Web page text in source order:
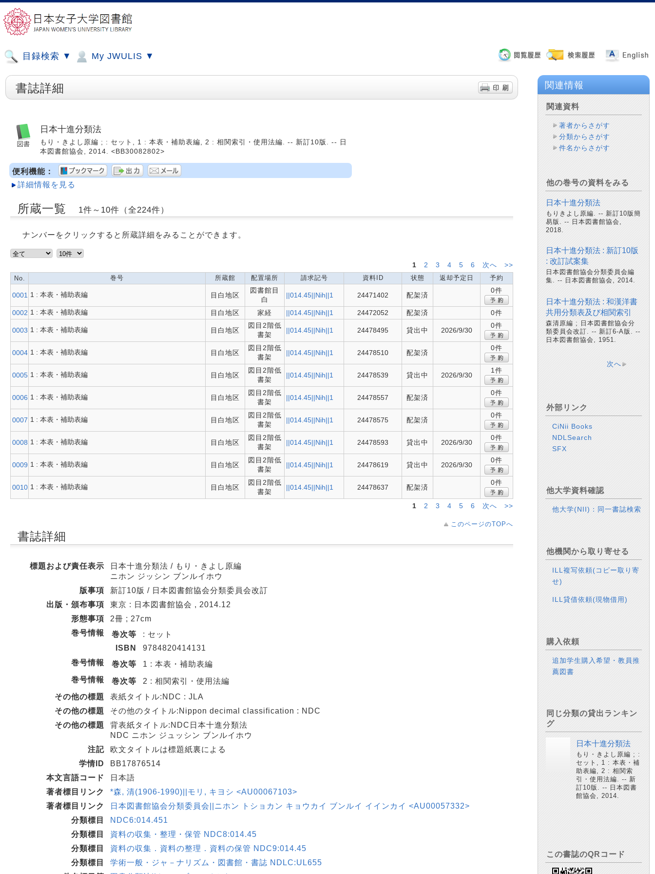
目録検索 ▼ My JWULIS ▼
書誌詳細
日本十進分類法
もり・きよし原編 ; : セット, 1 : 本表・補助表編, 2 : 相関索引・使用法編. -- 新訂10版. -- 日
本図書館協会, 2014. <BB30082802>
便利機能：
詳細情報を見る
所蔵一覧 1件～10件（全224件）
ナンバーをクリックすると所蔵詳細をみることができます。
1 2 3 4 5 6 次へ >>
No. 巻号 所蔵館 配置場所 請求記号 資料ID 状態 返却予定日 予約
0001 1 : 本表・補助表編 目白地区
図書館目
白
||014.45||Nih||1 24471402 配架済
0件
0002 1 : 本表・補助表編 目白地区 家経 ||014.45||Nih||1 24472052 配架済 0件
0003 1 : 本表・補助表編 目白地区
図目2階低
書架
||014.45||Nih||1 24478495 貸出中 2026/9/30
0件
0004 1 : 本表・補助表編 目白地区
図目2階低
書架
||014.45||Nih||1 24478510 配架済
0件
0005 1 : 本表・補助表編 目白地区
図目2階低
書架
||014.45||Nih||1 24478539 貸出中 2026/9/30
1件
0006 1 : 本表・補助表編 目白地区
図目2階低
書架
||014.45||Nih||1 24478557 配架済
0件
0007 1 : 本表・補助表編 目白地区
図目2階低
書架
||014.45||Nih||1 24478575 配架済
0件
0008 1 : 本表・補助表編 目白地区
図目2階低
書架
||014.45||Nih||1 24478593 貸出中 2026/9/30
0件
0009 1 : 本表・補助表編 目白地区
図目2階低
書架
||014.45||Nih||1 24478619 貸出中 2026/9/30
0件
0010 1 : 本表・補助表編 目白地区
図目2階低
書架
||014.45||Nih||1 24478637 配架済
0件
1 2 3 4 5 6 次へ >>
このページのTOPへ
書誌詳細
標題および責任表示
日本十進分類法 / もり・きよし原編
ニホン ジッシン ブンルイホウ
版事項
新訂10版 / 日本図書館協会分類委員会改訂
出版・頒布事項
東京 : 日本図書館協会 , 2014.12
形態事項
2冊 ; 27cm
巻号情報
巻次等
: セット
ISBN
9784820414131
巻号情報
巻次等
1 : 本表・補助表編
巻号情報
巻次等
2 : 相関索引・使用法編
その他の標題
表紙タイトル:NDC : JLA
その他の標題
その他のタイトル:Nippon decimal classification : NDC
その他の標題
背表紙タイトル:NDC日本十進分類法
NDC ニホン ジュッシン ブンルイホウ
注記
欧文タイトルは標題紙裏による
学情ID
BB17876514
本文言語コード
日本語
著者標目リンク
*森, 清(1906-1990)||モリ, キヨシ <AU00067103>
著者標目リンク
日本図書館協会分類委員会||ニホン トショカン キョウカイ ブンルイ イインカイ <AU00057332>
分類標目
NDC6:014.451
分類標目
資料の収集・整理・保管 NDC8:014.45
分類標目
資料の収集．資料の整理．資料の保管 NDC9:014.45
分類標目
学術一般・ジャ－ナリズム・図書館・書誌 NDLC:UL655
関連情報
関連資料
著者からさがす
分類からさがす
件名からさがす
他の巻号の資料をみる
日本十進分類法
もりきよし原編. -- 新訂10版簡
易版. -- 日本図書館協会,
2018.
日本十進分類法 : 新訂10版
: 改訂試案集
日本図書館協会分類委員会編
集. -- 日本図書館協会, 2014.
日本十進分類法 : 和漢洋書
共用分類表及び相関索引
森清原編 ; 日本図書館協会分
類委員会改訂. -- 新訂6-A版. --
日本図書館協会, 1951.
次へ
外部リンク
CiNii Books
NDLSearch
SFX
他大学資料確認
他大学(NII)：同一書誌検索
他機関から取り寄せる
ILL複写依頼(コピー取り寄
せ)
ILL貸借依頼(現物借用)
購入依頼
追加学生購入希望・教員推
薦図書
同じ分類の貸出ランキン
グ
日本十進分類法
もり・きよし原編 ; :
セット, 1 : 本表・補
助表編, 2 : 相関索
引・使用法編. -- 新
訂10版. -- 日本図書
館協会, 2014.
この書誌のQRコード